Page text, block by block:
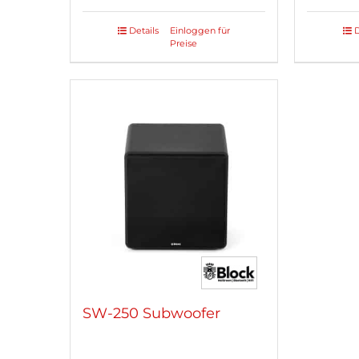
Einloggen für
Preise
Details
SW-250 Subwoofer